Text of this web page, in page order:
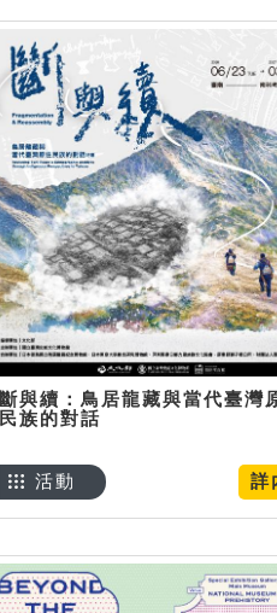
斷與續：鳥居龍藏與當代臺灣
民族的對話
詳
活動